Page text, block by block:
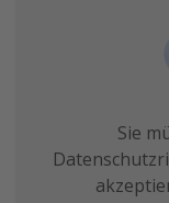
Sie